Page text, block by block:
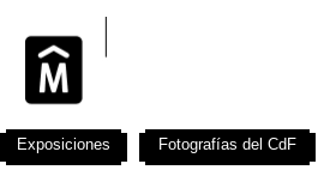
Exposiciones Fotografías del CdF